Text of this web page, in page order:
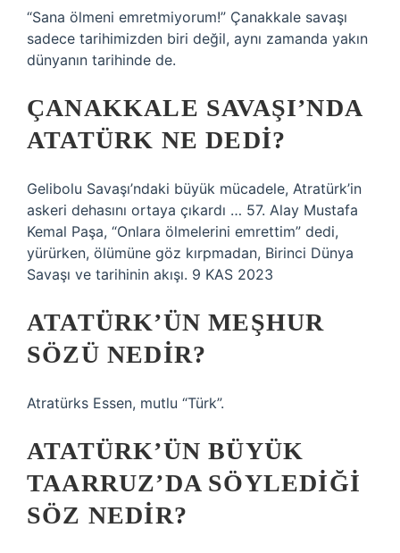
“Sana ölmeni emretmiyorum!” Çanakkale savaşı
sadece tarihimizden biri değil, aynı zamanda yakın
dünyanın tarihinde de.
ÇANAKKALE SAVAŞI’NDA
ATATÜRK NE DEDI?
Gelibolu Savaşı’ndaki büyük mücadele, Atratürk’in
askeri dehasını ortaya çıkardı … 57. Alay Mustafa
Kemal Paşa, “Onlara ölmelerini emrettim” dedi,
yürürken, ölümüne göz kırpmadan, Birinci Dünya
Savaşı ve tarihinin akışı. 9 KAS 2023
ATATÜRK’ÜN MEŞHUR
SÖZÜ NEDIR?
Atratürks Essen, mutlu “Türk”.
ATATÜRK’ÜN BÜYÜK
TAARRUZ’DA SÖYLEDIĞI
SÖZ NEDIR?